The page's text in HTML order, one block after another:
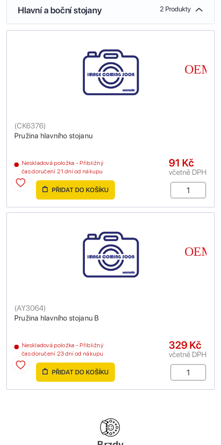
Hlavní a boční stojany 2 Produkty
Pružina hlavního stojanu
(CK6376)
Neskladová položka - Přibližný
čas doručení 21 dní od nákupu
91 Kč
včetně DPH
PŘIDAT DO KOŠÍKU
Pružina hlavního stojanu B
(AY3064)
Neskladová položka - Přibližný
čas doručení 23 dní od nákupu
329 Kč
včetně DPH
PŘIDAT DO KOŠÍKU